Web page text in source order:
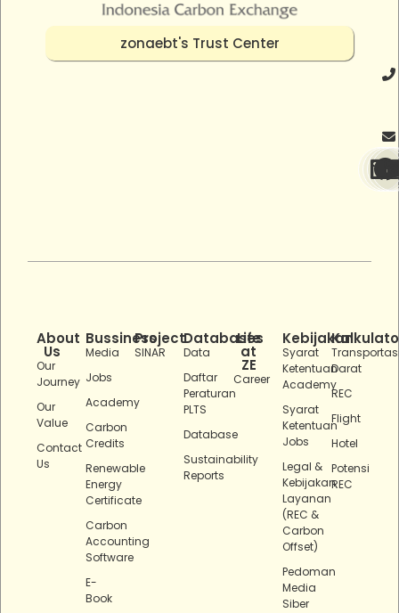
zonaebt's Trust Center
About
Us
Our
Journey
Our
Value
Contact
Us
Bussiness
Media
Jobs
Academy
Carbon
Credits
Renewable
Energy
Certificate
Carbon
Accounting
Software
E-
Book
Project
SINAR
Databases
Data
Daftar
Peraturan
PLTS
Database
Sustainability
Reports
Life
at
ZE
Career
Kebijakan
Syarat
Ketentuan
Academy
Syarat
Ketentuan
Jobs
Legal &
Kebijakan
Layanan
(REC &
Carbon
Offset)
Pedoman
Media
Siber
Darat
REC
Flight
Hotel
Potensi
REC